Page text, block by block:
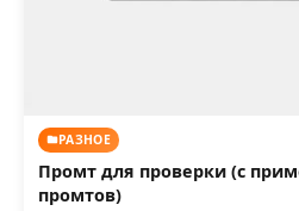
РАЗНОЕ
Промт для проверки (с
промтов)